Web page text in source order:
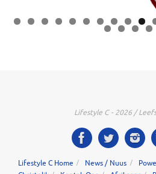
0
9 0 1 2
Lifestyle C - 2026 /
Lifestyle C Home News / Nuus